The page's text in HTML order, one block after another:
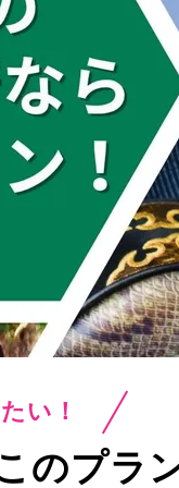
い！
のプラ